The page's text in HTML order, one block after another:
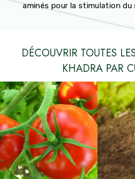
aminés pour la stimulation du
DÉCOUVRIR TOUTES
KHADRA PAR